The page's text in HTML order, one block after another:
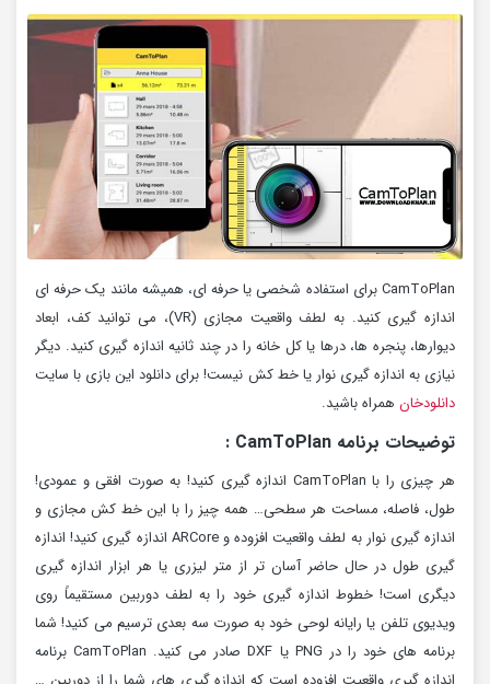
CamToPlan برای استفاده شخصی یا حرفه ای، همیشه مانند یک حرفه ای
اندازه گیری کنید. به لطف واقعیت مجازی (VR)، می توانید کف، ابعاد
دیوارها، پنجره ها، درها یا کل خانه را در چند ثانیه اندازه گیری کنید. دیگر
نیازی به اندازه گیری نوار یا خط کش نیست! برای دانلود این بازی با سایت
دانلودخان همراه باشید.
توضیحات برنامه CamToPlan :
هر چیزی را با CamToPlan اندازه گیری کنید! به صورت افقی و عمودی!
طول، فاصله، مساحت هر سطحی… همه چیز را با این خط کش مجازی و
اندازه گیری نوار به لطف واقعیت افزوده و ARCore اندازه گیری کنید! اندازه
گیری طول در حال حاضر آسان تر از متر لیزری یا هر ابزار اندازه گیری
دیگری است! خطوط اندازه گیری خود را به لطف دوربین مستقیماً روی
ویدیوی تلفن یا رایانه لوحی خود به صورت سه بعدی ترسیم می کنید! شما
برنامه های خود را در PNG یا DXF صادر می کنید. CamToPlan برنامه